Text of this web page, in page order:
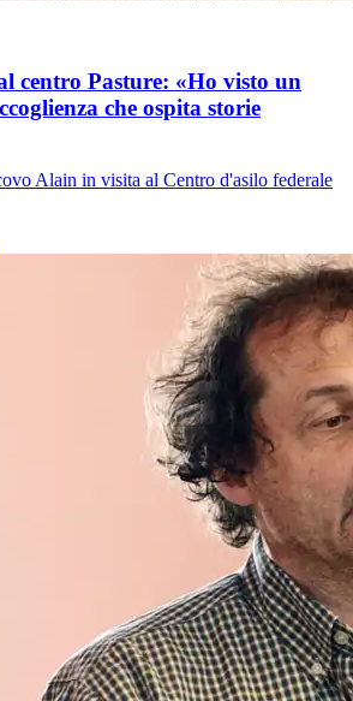
centro Pasture: «Ho visto un
che ospita storie
Alain in visita al Centro d'asilo federale